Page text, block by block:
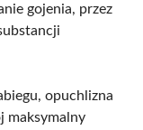
gojenia, przez
opuchlizna
maksymalny